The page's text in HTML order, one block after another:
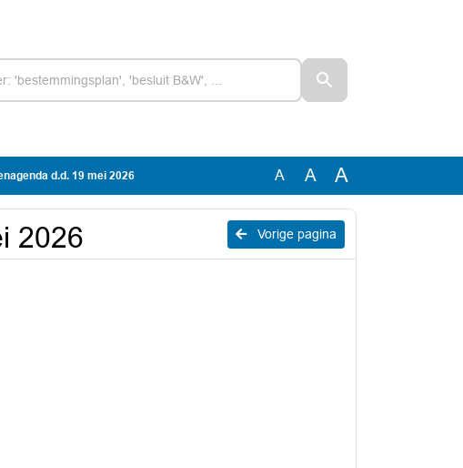
d.d. 19 mei 2026 A A A
Vorige pagina
2026